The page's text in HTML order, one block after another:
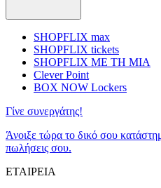
SHOPFLIX max
SHOPFLIX tickets
SHOPFLIX ΜΕ ΤΗ ΜΙΑ
Clever Point
BOX NOW Lockers
Γίνε συνεργάτης!
Άνοιξε τώρα το δικό σου
πωλήσεις σου.
ΕΤΑΙΡΕΙΑ